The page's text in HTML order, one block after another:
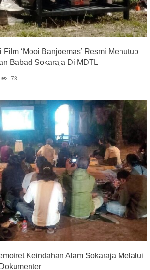
‘Mooi Banjoemas’ Resmi Menutup
Babad Sokaraja Di MDTL
78
Keindahan Alam Sokaraja Melalui